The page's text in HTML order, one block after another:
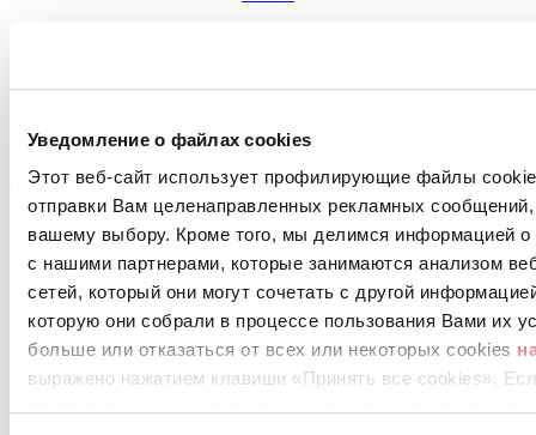
Уведомление о файлах cookies
Этот веб-сайт использует профилирующие файлы
отправки Вам целенаправленных рекламных
вашему выбору. Кроме того, мы делимся информацией
с нашими партнерами, которые занимаются анализом
сетей, который они могут сочетать с другой
которую они собрали в процессе пользования Вами их
больше или отказаться от всех или некоторых cookies
выражено нажатием клавиши «Принять все cookies».
PIGMENTI
view >